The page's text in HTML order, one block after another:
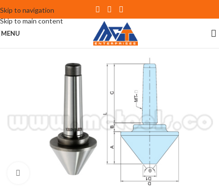
Skip to navigation
Skip to main content
MENU
Click to enlarge